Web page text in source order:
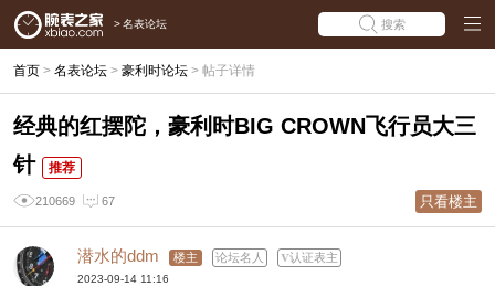
> 名表论坛 搜索
首页 > 名表论坛 > 豪利时论坛 > 帖子详情
经典的红摆陀，豪利时BIG CROWN飞行员大三
针
推荐
210669 67 只看楼主
潜水的ddm 楼主 论坛名人 认证表主
2023-09-14 11:16